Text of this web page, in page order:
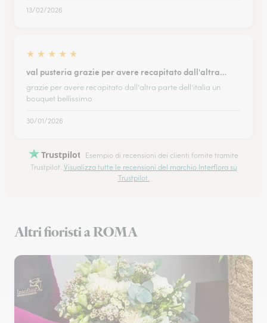
13/02/2026
★ ★ ★ ★ ★
val pusteria grazie per avere recapitato dall'altra…
grazie per avere recapitato dall'altra parte dell'italia un
bouquet bellissimo
30/01/2026
Trustpilot
Esempio di recensioni dei clienti fornite tramite
Trustpilot. Visualizza tutte le recensioni del marchio Interflora su
Trustpilot.
Altri fioristi a ROMA